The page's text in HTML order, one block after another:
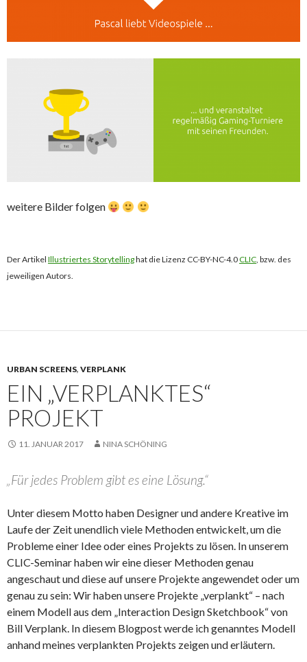
weitere Bilder folgen
Der Artikel Illustriertes Storytellinghat die Lizenz CC-BY-NC-4.0CLIC, bzw. des
jeweiligen Autors.
URBAN SCREENS, VERPLANK
EIN „VERPLANKTES“
PROJEKT
11. JANUAR 2017 NINA SCHÖNING
„Für jedes Problem gibt es eine Lösung.“
Unter diesem Motto haben Designer und andere Kreative im
Laufe der Zeit unendlich viele Methoden entwickelt, um die
Probleme einer Idee oder eines Projekts zu lösen. In unserem
CLIC-Seminar haben wir eine dieser Methoden genau
angeschaut und diese auf unsere Projekte angewendet oder um
genau zu sein: Wir haben unsere Projekte „verplankt“ – nach
einem Modell aus dem „Interaction Design Sketchbook“ von
Bill Verplank. In diesem Blogpost werde ich genanntes Modell
anhand meines verplankten Projekts zeigen und erläutern.